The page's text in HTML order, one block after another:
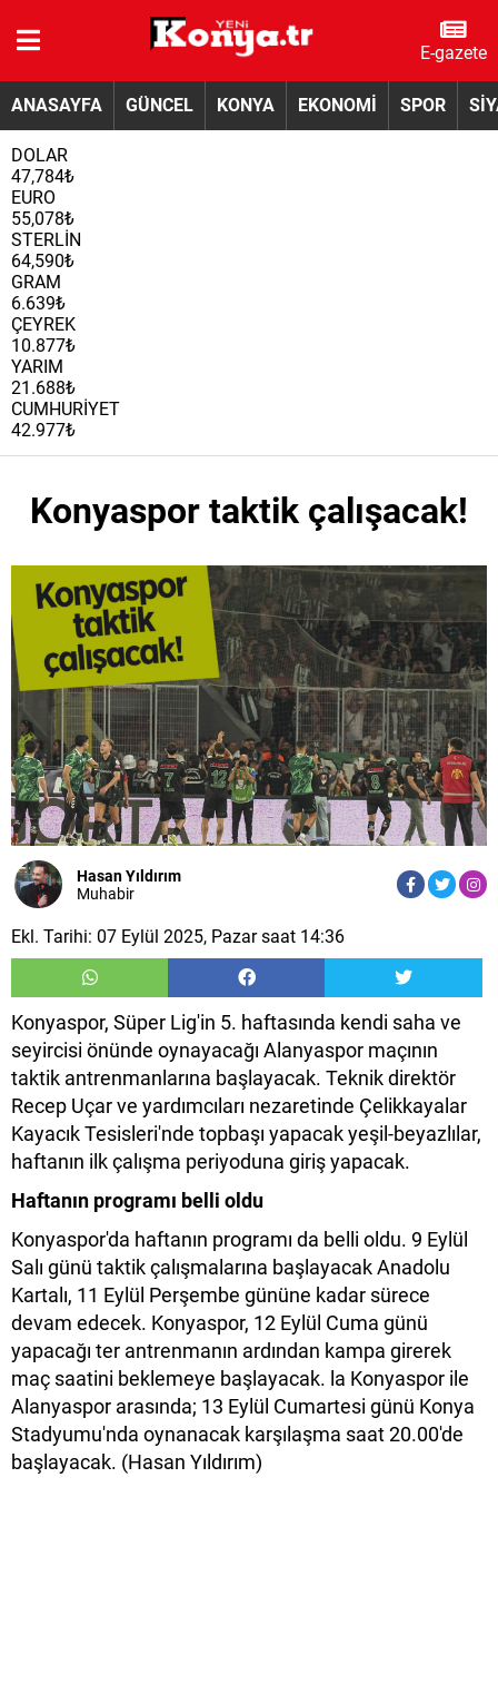
E-gazete
ANASAYFA GÜNCEL KONYA EKONOMİ SPOR
DOLAR
47,784₺
EURO
55,078₺
STERLİN
64,590₺
GRAM
6.639₺
ÇEYREK
10.877₺
YARIM
21.688₺
CUMHURİYET
42.977₺
Konyaspor taktik çalışacak!
Hasan Yıldırım
Muhabir
Ekl. Tarihi: 07 Eylül 2025, Pazar saat 14:36
Konyaspor, Süper Lig'in 5. haftasında kendi saha ve
seyircisi önünde oynayacağı Alanyaspor maçının
taktik antrenmanlarına başlayacak. Teknik direktör
Recep Uçar ve yardımcıları nezaretinde Çelikkayalar
Kayacık Tesisleri'nde topbaşı yapacak yeşil-beyazlılar,
haftanın ilk çalışma periyoduna giriş yapacak.
Haftanın programı belli oldu
Konyaspor'da haftanın programı da belli oldu. 9 Eylül
Salı günü taktik çalışmalarına başlayacak Anadolu
Kartalı, 11 Eylül Perşembe gününe kadar sürece
devam edecek. Konyaspor, 12 Eylül Cuma günü
yapacağı ter antrenmanın ardından kampa girerek
maç saatini beklemeye başlayacak. la Konyaspor ile
Alanyaspor arasında; 13 Eylül Cumartesi günü Konya
Stadyumu'nda oynanacak karşılaşma saat 20.00'de
başlayacak. (Hasan Yıldırım)